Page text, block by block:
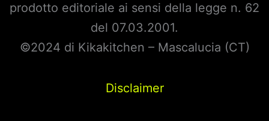
prodotto editoriale ai sensi della legge n. 62
del 07.03.2001.
©2024 di Kikakitchen – Mascalucia (CT)
Disclaimer